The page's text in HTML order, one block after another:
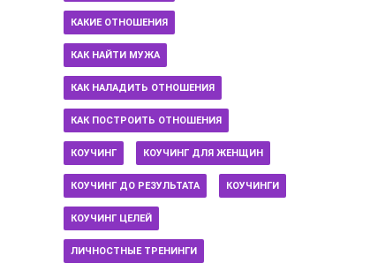
КАКИЕ ОТНОШЕНИЯ
КАК НАЙТИ МУЖА
КАК НАЛАДИТЬ ОТНОШЕНИЯ
КАК ПОСТРОИТЬ ОТНОШЕНИЯ
КОУЧИНГ КОУЧИНГ ДЛЯ ЖЕНЩИН
КОУЧИНГ ДО РЕЗУЛЬТАТА КОУЧИНГИ
КОУЧИНГ ЦЕЛЕЙ
ЛИЧНОСТНЫЕ ТРЕНИНГИ